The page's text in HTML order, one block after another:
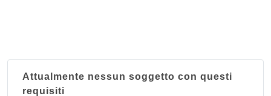
Attualmente nessun soggetto con questi
requisiti